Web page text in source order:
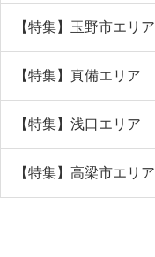
【特集】玉野市エリア
【特集】真備エリア
【特集】浅口エリア
【特集】高梁市エリア